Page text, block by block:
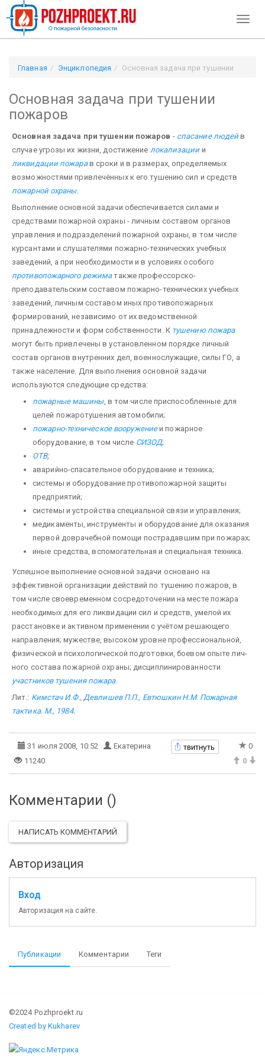
Главная Энциклопедия
Основная задача при тушении
Основная задача при тушении
пожаров
Основная задача при тушении пожаров - спасание людейв
случае угрозы их жизни, достижение локализациии
ликвидации пожарав сроки и в размерах, определяемых
возможно­стями привлечённых к его тушению сил и средств
пожарной охраны.
Выполнение основной задачи обеспечивается силами и
средствами пожарной охраны - личным составом органов
управления и подразделений по­жарной охраны, в том числе
курсантами и слушателями пожарно-технических учебных
заведений, а при необходимости и в условиях особого
противопожарного режиматакже профессорско-
преподавательским составом пожарно-технических учебных
заведений, личным составом иных противопожарных
формирований, независимо от их ведом­ственной
принадлежности и форм собственности. К тушению пожара
могут быть привлечены в установленном порядке личный
состав органов внутренних дел, военнослужащие, силы ГО, а
также население. Для выпол­нения основной задачи
используются следующие средства:
пожарные машины, в том числе приспособленные для
целей пожа­ротушения автомобили;
пожарно-техническое вооружениеи пожарное
оборудование, в том числе СИЗОД;
ОТВ;
аварийно-спасательное оборудование и техника;
системы и оборудование противопожарной за­щиты
предприятий;
системы и устройства специальной связи и управления;
медикаменты, инструменты и обо­рудование для оказания
первой доврачебной помощи пострадавшим при пожарах;
иные средства, вспо­могательная и специальная техника.
Успешное выполнение основной задачи основано на
эффективной организации дейст­вий по тушению пожаров, в
том числе своевременном сосредоточении на месте пожара
необходимых для его ликвидации сил и средств, умелой их
расстановке и активном применении с учётом решающего
направ­ления; мужестве, высоком уровне профессиональной,
физической и психологической подготовки, боевом опыте лич­
ного состава пожарной охраны; дисциплинированности
участников тушения пожара.
Лит.: Кимстач И.Ф., Девлишев П.П., Евтюшкин Н.М.Пожарная
тактика. М., 1984.
31 июля 2008, 10:52 Екатерина твитнуть
0
11240
0
Комментарии ()
НАПИСАТЬ КОММЕНТАРИЙ
Авторизация
Вход
Авторизация на сайте.
Публикации Комментарии Теги
©2024 Pozhproekt.ru
Created by Kukharev